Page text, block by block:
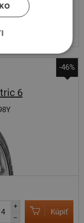
prac. dní
-46%
6
+
–
Kúpiť